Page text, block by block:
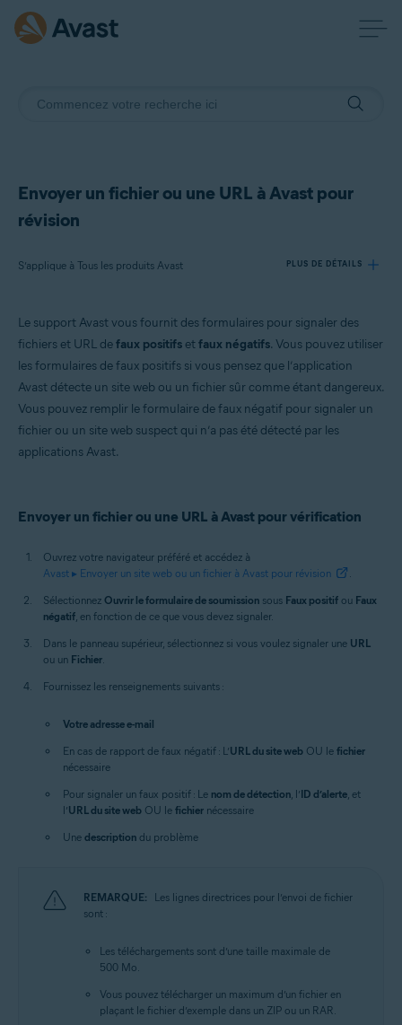
Envoyer un fichier ou une URL à Avast pour
révision
S’applique à Tous les produits Avast PLUS DE DÉTAILS
Produits:
Systèmes d'exploitation:
Le support Avast vous fournit des formulaires pour signaler des
fichiers et URL defaux positifs etfaux négatifs. Vous pouvez utiliser
les formulaires de faux positifs si vous pensez que l’application
Avast détecte un site web ou un fichier sûr comme étant dangereux.
Vous pouvez remplir le formulaire de faux négatif pour signaler un
fichier ou un site web suspect qui n’a pas été détecté par les
applications Avast.
Envoyer un fichier ou une URL à Avast pour vérification
Ouvrez votre navigateur préféré et accédez à
Avast ▸ Envoyer un site web ou un fichier à Avast pour révision
.
Sélectionnez Ouvrir le formulaire de soumission sous Faux positif ou Faux
négatif, en fonction de ce que vous devez signaler.
Dans le panneau supérieur, sélectionnez si vous voulez signaler une URL
ou un Fichier.
Fournissez les renseignements suivants :
Votre adresse e-mail
En cas de rapport de faux négatif : L’URL du site web OU le fichier
nécessaire
Pour signaler un faux positif : Le nom de détection, l’ID d’alerte, et
l’URL du site web OU le fichier nécessaire
Une description du problème
REMARQUE:
Les lignes directrices pour l’envoi de fichier
sont :
Les téléchargements sont d’une taille maximale de
500 Mo.
Vous pouvez télécharger un maximum d’un fichier en
plaçant le fichier d’exemple dans un ZIP ou un RAR.